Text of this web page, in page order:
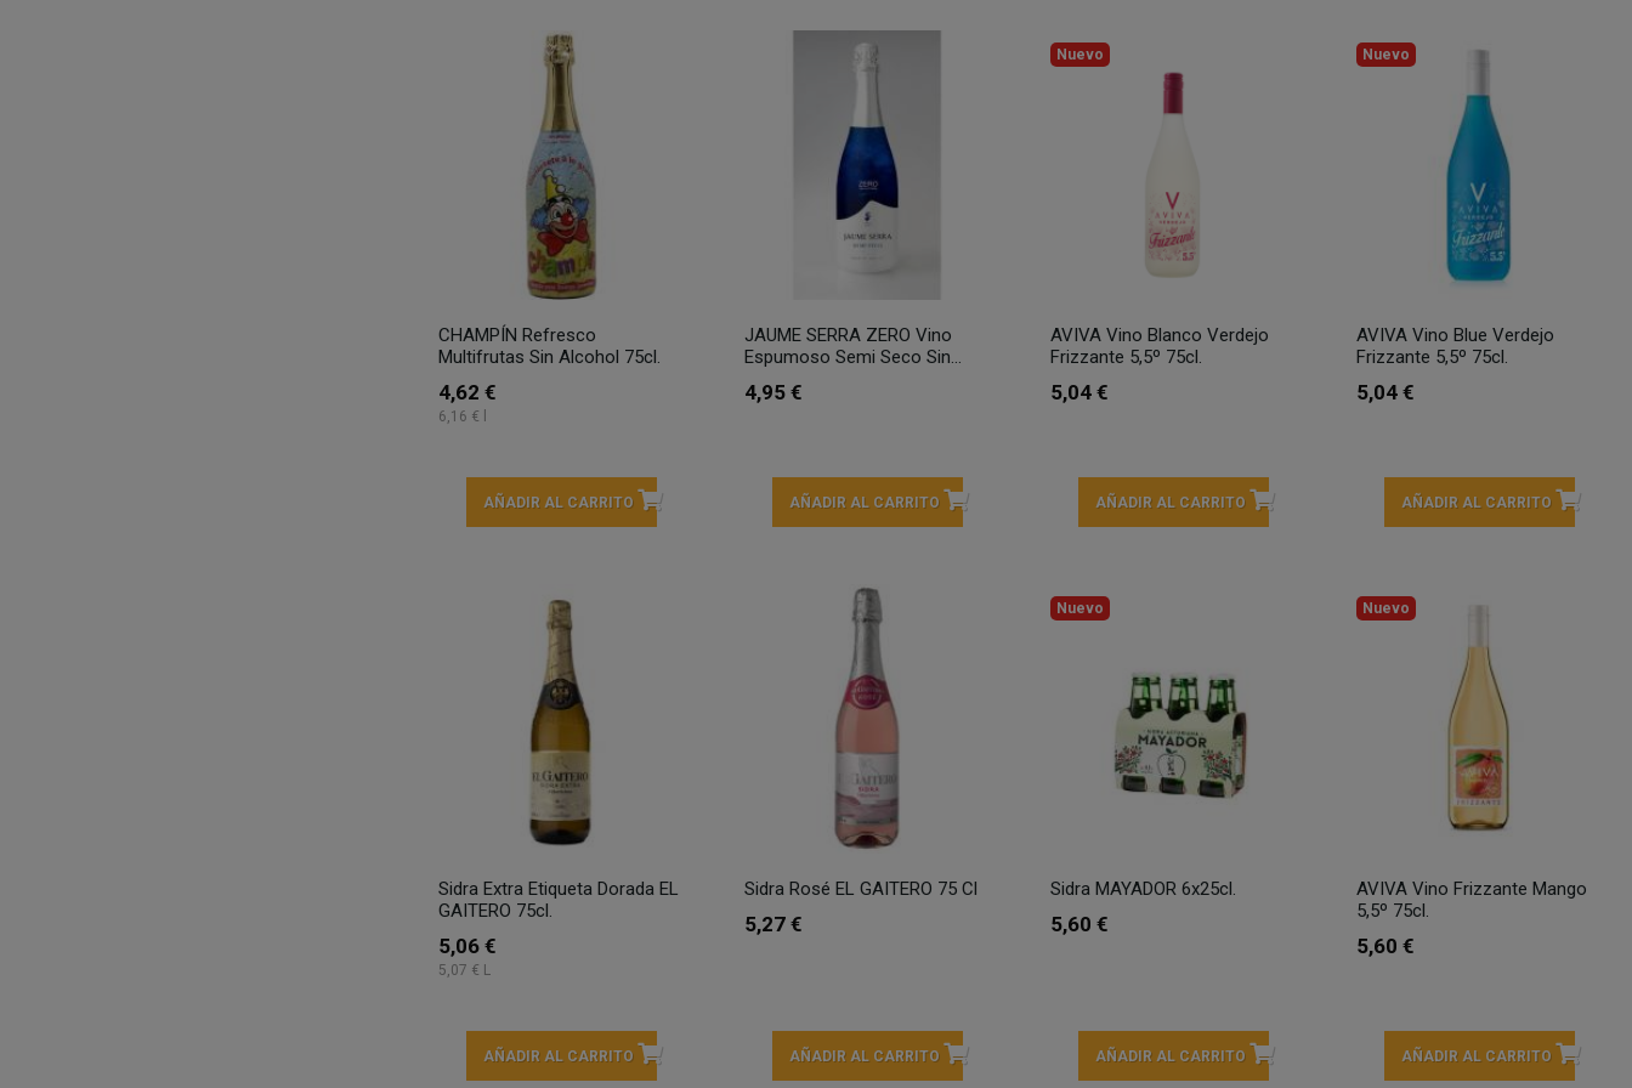
CHAMPÍN Refresco
Multifrutas Sin Alcohol 75cl.
4,62 €
6,16 € l
AÑADIR AL CARRITO
JAUME SERRA ZERO Vino
Espumoso Semi Seco Sin...
4,95 €
AÑADIR AL CARRITO
Nuevo
AVIVA Vino Blanco Verdejo
Frizzante 5,5º 75cl.
5,04 €
AÑADIR AL CARRITO
Nuevo
AVIVA Vino Blue Verdejo
Frizzante 5,5º 75cl.
5,04 €
AÑADIR AL CARRITO
Sidra Extra Etiqueta Dorada EL
GAITERO 75cl.
5,06 €
5,07 € L
AÑADIR AL CARRITO
Sidra Rosé EL GAITERO 75 Cl
5,27 €
AÑADIR AL CARRITO
Nuevo
Sidra MAYADOR 6x25cl.
5,60 €
AÑADIR AL CARRITO
Nuevo
AVIVA Vino Frizzante Mango
5,5º 75cl.
5,60 €
AÑADIR AL CARRITO